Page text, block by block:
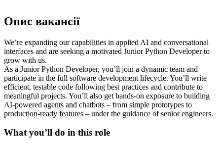
Опис вакансії
We’re expanding our capabilities in applied AI and conversational
interfaces and are seeking a motivated Junior Python Developer to
grow with us.
As a Junior Python Developer, you’ll join a dynamic team and
participate in the full software development lifecycle. You’ll write
efficient, testable code following best practices and contribute to
meaningful projects. You’ll also get hands-on exposure to building
AI-powered agents and chatbots – from simple prototypes to
production-ready features – under the guidance of senior engineers.
What you’ll do in this role